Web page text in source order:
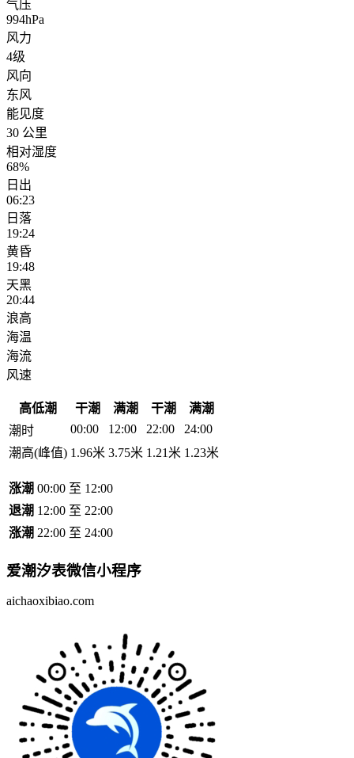
气压
994hPa
风力
4级
风向
东风
能见度
30 公里
相对湿度
68%
日出
06:23
日落
19:24
黄昏
19:48
天黑
20:44
浪高
海温
海流
风速
高低潮 干潮 满潮 干潮
满潮
潮时
00:00 12:00 22:00
24:00
潮高(峰值) 1.96米 3.75米 1.21米 1.23米
涨潮 00:00 至 12:00
退潮 12:00 至 22:00
涨潮 22:00 至 24:00
爱潮汐表微信小程序
aichaoxibiao.com